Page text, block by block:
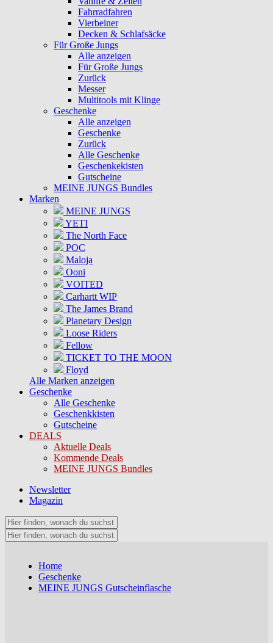
Fahrradfahren
Vierbeiner
Decken & Schlafsäcke
Für Große Jungs
Alle anzeigen
Für Große Jungs
Zurück
Messer
Multitools mit Klinge
Geschenke
Alle anzeigen
Geschenke
Zurück
Alle Geschenke
Geschenkekisten
Gutscheine
MEINE JUNGS Bundles
Marken
MEINE JUNGS
YETI
The North Face
POC
Maloja
Ooni
VOITED
Carhartt WIP
The James Brand
Planetary Design
Loose Riders
Fellow
TICKET TO THE MOON
Floyd
Alle Marken anzeigen
Geschenke
Alle Geschenke
Geschenkkisten
Gutscheine
DEALS
Aktuelle Deals
Kommende Deals
MEINE JUNGS Bundles
Newsletter
Magazin
Home
Geschenke
MEINE JUNGS Gutscheinflasche